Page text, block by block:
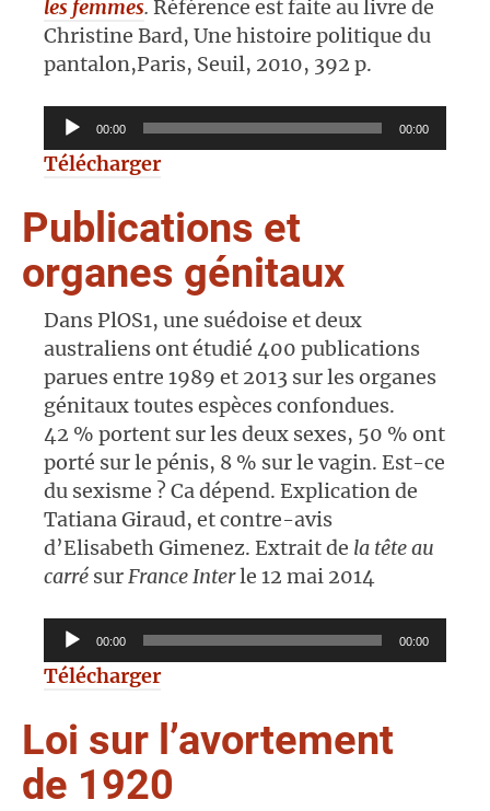
les femmes. Référence est faite au livre de
Christine Bard, Une histoire politique du
pantalon,Paris, Seuil, 2010, 392 p.
Lecteur
audio
00:00 00:00
Télécharger
Publications et
organes génitaux
Dans PlOS1, une suédoise et deux
australiens ont étudié 400 publications
parues entre 1989 et 2013 sur les organes
génitaux toutes espèces confondues.
42 % portent sur les deux sexes, 50 % ont
porté sur le pénis, 8 % sur le vagin. Est-ce
du sexisme ? Ca dépend. Explication de
Tatiana Giraud, et contre-avis
d’Elisabeth Gimenez. Extrait de la tête au
carré surFrance Interle 12 mai 2014
Lecteur
audio
00:00 00:00
Télécharger
Loi sur l’avortement
de 1920